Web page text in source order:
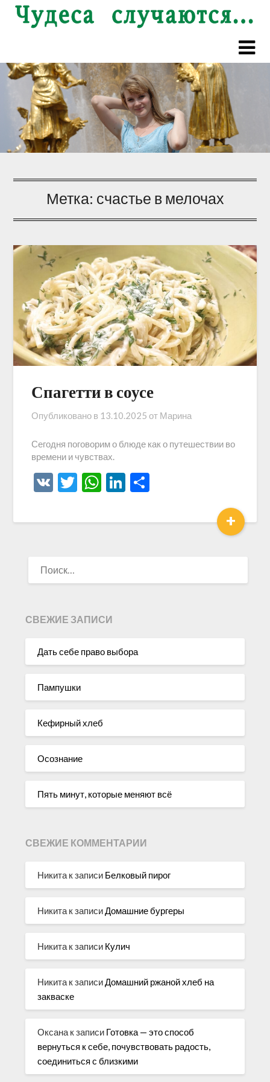
Перейти
Метка: счастье в мелочах
Спагетти в соусе
Опубликовано в 13.10.2025 от Марина
Сегодня поговорим о блюде как о путешествии во
времени и чувствах.
VK Twitter
WhatsApp
LinkedIn
+
СВЕЖИЕ ЗАПИСИ
Дать себе право выбора
Пампушки
Кефирный хлеб
Осознание
Пять минут, которые меняют всё
СВЕЖИЕ КОММЕНТАРИИ
Никита к записи Белковый пирог
Никита к записиДомашние бургеры
Никита к записи Кулич
Никита к записиДомашний ржаной хлеб на
закваске
Оксана к записи Готовка — это способ
вернуться к себе, почувствовать радость,
соединиться с близкими